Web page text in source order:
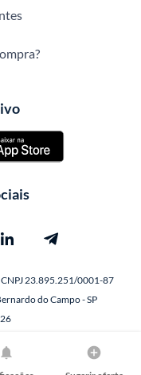
23.895.251/0001-87
do Campo - SP